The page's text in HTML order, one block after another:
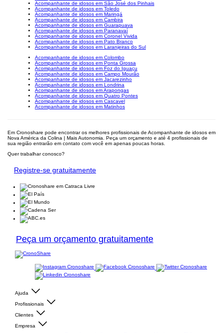
Acompanhante de idosos em São José dos Pinhais
Acompanhante de idosos em Toledo
Acompanhante de idosos em Maringá
Acompanhante de idosos em Cambira
Acompanhante de idosos em Guarapuava
Acompanhante de idosos em Paranavaí
Acompanhante de idosos em Coronel Vivida
Acompanhante de idosos em Pato Branco
Acompanhante de idosos em Laranjeiras do Sul
Acompanhante de idosos em Colombo
Acompanhante de idosos em Ponta Grossa
Acompanhante de idosos em Foz do Iguaçu
Acompanhante de idosos em Campo Mourão
Acompanhante de idosos em Jacarezinho
Acompanhante de idosos em Londrina
Acompanhante de idosos em Arapongas
Acompanhante de idosos em Quatro Pontes
Acompanhante de idosos em Cascavel
Acompanhante de idosos em Matinhos
Em Cronoshare pode encontrar os melhores profissionais de Acompanhante de idosos em
Nova América da Colina | Mais Autonomia. Peça um orçamento e até 4 profissionais de
sua região entrarão em contato com você em apenas poucas horas.
Quer trabalhar conosco?
Registre-se gratuitamente
Peça um orçamento gratuitamente
Ajuda
Profissionais
Clientes
Empresa